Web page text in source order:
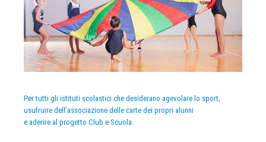
Per tutti gli istituti scolastici che desiderano agevolare lo sport,
usufruire dell’associazione delle carte dei propri alunni
e aderire al progetto Club e Scuola